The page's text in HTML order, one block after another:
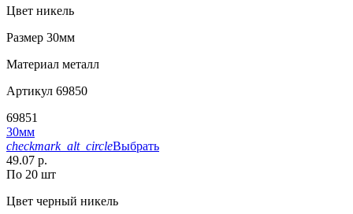
Цвет никель
Размер 30мм
Материал металл
Артикул 69850
69851
30мм
checkmark_alt_circleВыбрать
49.07 р.
По 20 шт
Цвет черный никель